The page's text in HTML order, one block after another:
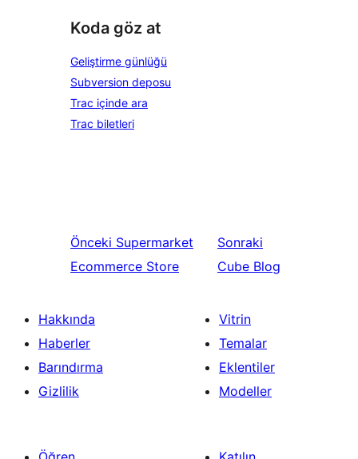
Koda göz at
Geliştirme günlüğü
Subversion deposu
Trac içinde ara
Trac biletleri
Önceki Supermarket
Ecommerce Store
Sonraki
Cube Blog
Hakkında
Haberler
Barındırma
Gizlilik
Vitrin
Temalar
Eklentiler
Modeller